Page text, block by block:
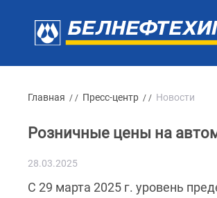
Главная / / Пресс-центр / / Новости
Розничные цены на
28.03.2025
С 29 марта 2025 г. уровень